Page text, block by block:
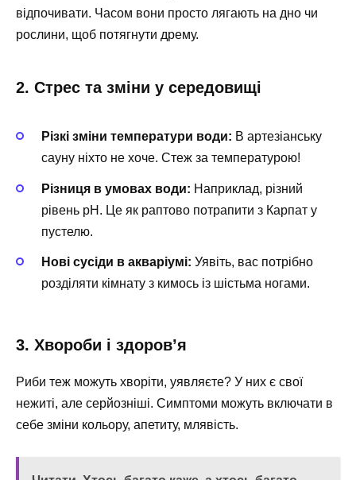
відпочивати. Часом вони просто лягають на дно чи
рослини, щоб потягнути дрему.
2. Стрес та зміни у середовищі
Різкі зміни температури води: В артезіанську
сауну ніхто не хоче. Стеж за температурою!
Різниця в умовах води: Наприклад, різний
рівень pH. Це як раптово потрапити з Карпат у
пустелю.
Нові сусіди в акваріумі: Уявіть, вас потрібно
розділяти кімнату з кимось із шістьма ногами.
3. Хвороби і здоров’я
Риби теж можуть хворіти, уявляєте? У них є свої
нежиті, але серйозніші. Симптоми можуть включати в
себе зміни кольору, апетиту, млявість.